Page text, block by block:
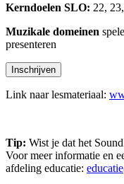
Kerndoelen SLO: 22,
Muzikale domeinen
presenteren
Inschrijven
Link naar lesmateriaal:
Tip: Wist je dat het
Voor meer informatie en
afdeling educatie: